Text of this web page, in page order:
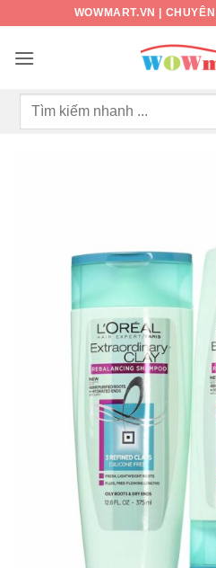
nội
WOWMART.VN |
Tìm